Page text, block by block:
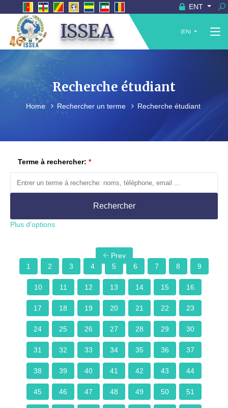
ENT
ISSEA (EN)
Recherche étudiant
Home Rechercher un terme Recherche étudiant
Terme à rechercher:
Rechercher
Plus d'options
Prev
1
2 3 4 5 6 7 8 9
10 11 12 13 14 15 16
17 18 19 20 21 22 23
24 25 26 27 28 29 30
31 32 33 34 35 36 37
38 39 40 41 42 43 44
45 46 47 48 49 50 51